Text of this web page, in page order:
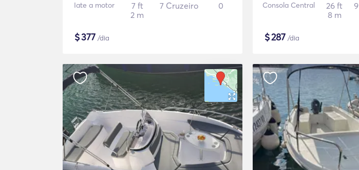
Iate a motor
7 ft
2 m
7 Cruzeiro 0
$377 /dia
Consola Central
26 ft
8 m
$287 /dia